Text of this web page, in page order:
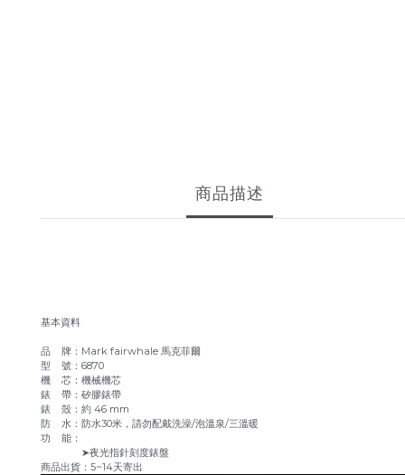
商品描述
基本資料
品 牌：Mark fairwhale 馬克菲爾
型 號：6870
機 芯：機械機芯
錶 帶：矽膠錶帶
錶 殼：約 46 mm
防 水：防水30米，請勿配戴洗澡/泡溫泉/三溫暖
功 能：
➤夜光指針刻度錶盤
商品出貨：5~14天寄出